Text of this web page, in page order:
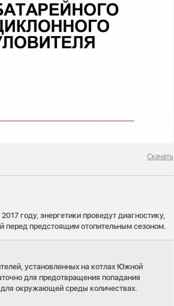
Скачать
году, энергетики проведут диагностику,
перед предстоящим отопительным сезоном.
установленных на котлах Южной
для предотвращения попадания
окружающей среды количествах.